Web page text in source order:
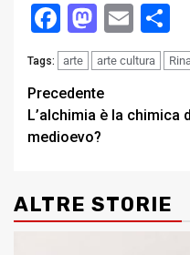
FacebookEmail
Tags: arte arte cultura
Post
navigation
Precedente
L’alchimia è la chimica
medioevo?
ALTRE STORIE